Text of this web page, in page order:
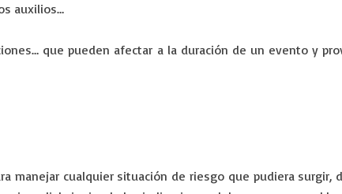
auxilios…
que pueden afectar a la duración de un evento y
manejar cualquier situación de riesgo que pudiera surgir,